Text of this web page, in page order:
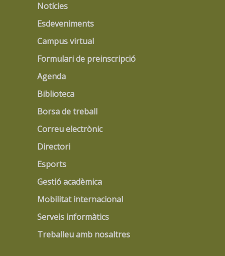
Notícies
Esdeveniments
Campus virtual
Formulari de preinscripció
Agenda
Biblioteca
Borsa de treball
Correu electrònic
Directori
Esports
Gestió acadèmica
Mobilitat internacional
Serveis informàtics
Treballeu amb nosaltres